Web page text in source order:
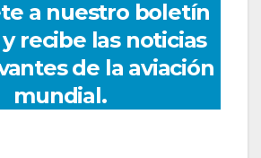
a nuestro boletín
recibe las noticias
de la aviación
mundial.